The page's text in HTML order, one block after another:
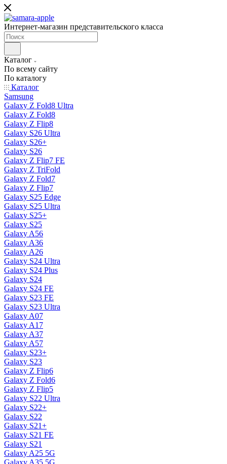
Интернет-магазин представительского класса
Каталог
По всему сайту
По каталогу
Каталог
Samsung
Galaxy Z Fold8 Ultra
Galaxy Z Fold8
Galaxy Z Flip8
Galaxy S26 Ultra
Galaxy S26+
Galaxy S26
Galaxy Z Flip7 FE
Galaxy Z TriFold
Galaxy Z Fold7
Galaxy Z Flip7
Galaxy S25 Edge
Galaxy S25 Ultra
Galaxy S25+
Galaxy S25
Galaxy A56
Galaxy A36
Galaxy A26
Galaxy S24 Ultra
Galaxy S24 Plus
Galaxy S24
Galaxy S24 FE
Galaxy S23 FE
Galaxy S23 Ultra
Galaxy A07
Galaxy A17
Galaxy A37
Galaxy A57
Galaxy S23+
Galaxy S23
Galaxy Z Flip6
Galaxy Z Fold6
Galaxy Z Flip5
Galaxy S22 Ultra
Galaxy S22+
Galaxy S22
Galaxy S21+
Galaxy S21 FE
Galaxy S21
Galaxy A25 5G
Galaxy A35 5G